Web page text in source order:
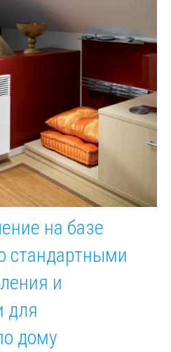
на базе
стандартными
и
для
дому